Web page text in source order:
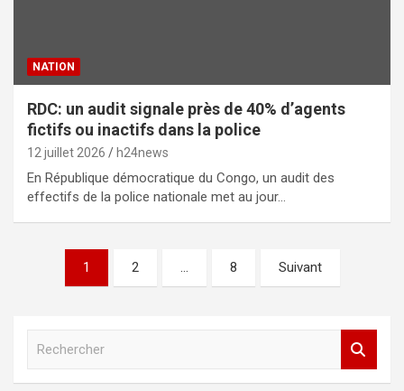
NATION
RDC: un audit signale près de 40% d’agents
fictifs ou inactifs dans la police
12 juillet 2026 h24news
En République démocratique du Congo, un audit des
effectifs de la police nationale met au jour…
Pagination
1 2 … 8 Suivant